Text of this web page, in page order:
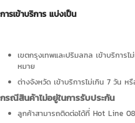
การเข้าบริการ แบ่งเป็น
เขตกรุงเทพและปริมลฑล เข้าบริการ
หมาย
ต่างจังหวัด เข้าบริการไม่เกิน 7 วัน ห
กรณีสินค้าไม่อยู่ในการรับประกัน
ลูกค้าสามารถติดต่อได้ที่ Hot Line